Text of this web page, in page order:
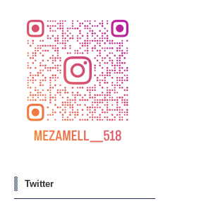
Twitter